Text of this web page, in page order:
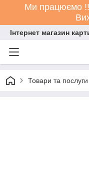
Ми працюємо
Інтернет магазин
Товари та послуги